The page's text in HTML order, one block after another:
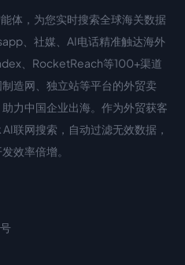
体，为您实时搜索全球海关数据
、社媒、AI电话精准触达海外
、RocketReach等100+渠道
造网、独立站等平台的外贸卖
力中国企业出海。作为外贸获客
联网搜索，自动过滤无效数据，
效率倍增。